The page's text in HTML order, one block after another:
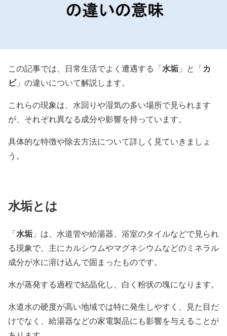
この記事では、日常生活でよく遭遇する「水垢 」と「カ
ビ」の違いについて解説します。
これらの現象は、水回りや湿気の多い場所で見られます
が、それぞれ異なる成分や影響を持っています。
具体的な特徴や除去方法について詳しく見ていきましょ
う。
水垢とは
「水垢 」は、水道管や給湯器、浴室のタイルなどで見られ
る現象で、主にカルシウムやマグネシウムなどのミネラル
成分が水に溶け込んで固まったものです。
水が蒸発する過程で結晶化し、白く粉状の塊になります。
水道水の硬度が高い地域では特に発生しやすく、見た目だ
けでなく、給湯器などの家電製品にも影響を与えることが